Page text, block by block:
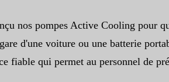
nos pompes Active Cooling pour
d'une voiture ou une batterie
fiable qui permet au personnel de